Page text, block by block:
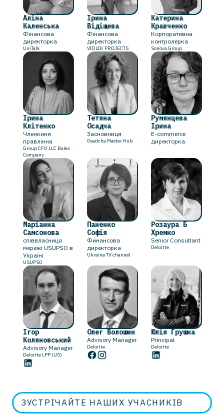
Аліна
Каленська
Фінансова
директорка
UniTalk
Ірина
Відіщева
Фінансова
директорка
VIDLIK PROJECTS
Катерина
Кравченко
Корпоративна
контролерка
Sonova Group
Ірина
Клітенко
Членкиня
правління
Group CFO LLC Balex
Company
Тетяна
Осадча
Засновниця
Osadcha Master Hub
Румянцева
Ірина
E-commerce
директорка
Маріанна
Самсонова
співвласниця
мережі USUPSO в
Україні
USUPSO
Паненко
Софія
Финансова
директорка
Ukraina TV channel
Розаура Б
Хремко
Senior Consultant
Deloitte
Iгор
Коляновський
Advisory Manager
Deloitte LPP (US)
Олег Волошин
Advisory Manager
Deloitte
Юлія Грушка
Principal
Deloitte
ЗУСТРІЧАЙТЕ НАШИХ УЧАСНИКІВ